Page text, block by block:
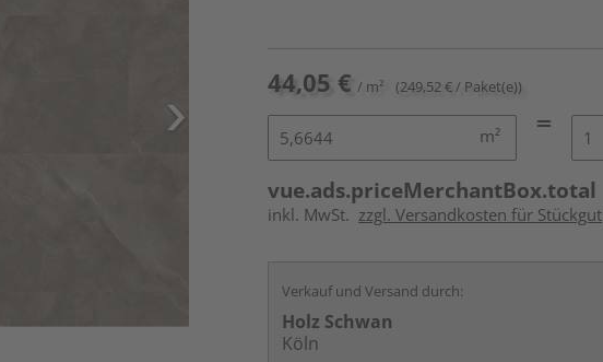
44,05 € / m² (249,52 € / Paket(e))
m²
vue.ads.priceMerchantBox.total
inkl. MwSt. zzgl. Versandkosten für Stückgut
Verkauf und Versand durch:
Holz Schwan
Köln